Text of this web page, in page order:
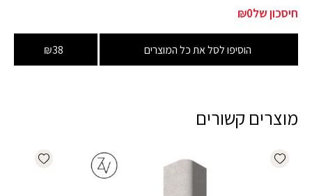
חיסכון של₪0
הוסיפו לסל את כל המוצרים ₪38
מוצרים קשורים
Add wishlist
wishlist